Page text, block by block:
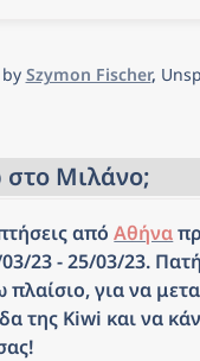
Szymon Fischer,
Μιλάνο;
από Αθήνα
23 - 25/03/23.
για να
της Kiwi και να